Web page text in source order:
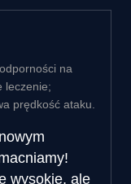
na
leczenie;
prędkość ataku.
wysokie, ale